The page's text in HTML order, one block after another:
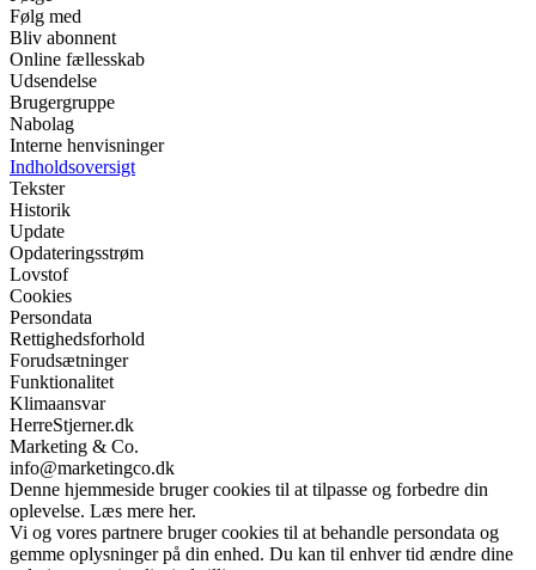
Følg med
Bliv abonnent
Online fællesskab
Udsendelse
Brugergruppe
Nabolag
Interne henvisninger
Indholdsoversigt
Tekster
Historik
Update
Opdateringsstrøm
Lovstof
Cookies
Persondata
Rettighedsforhold
Forudsætninger
Funktionalitet
Klimaansvar
HerreStjerner.dk
Marketing & Co.
info@marketingco.dk
Denne hjemmeside bruger cookies til at tilpasse og forbedre din
oplevelse. Læs mere her.
Vi og vores partnere bruger cookies til at behandle persondata og
gemme oplysninger på din enhed. Du kan til enhver tid ændre dine